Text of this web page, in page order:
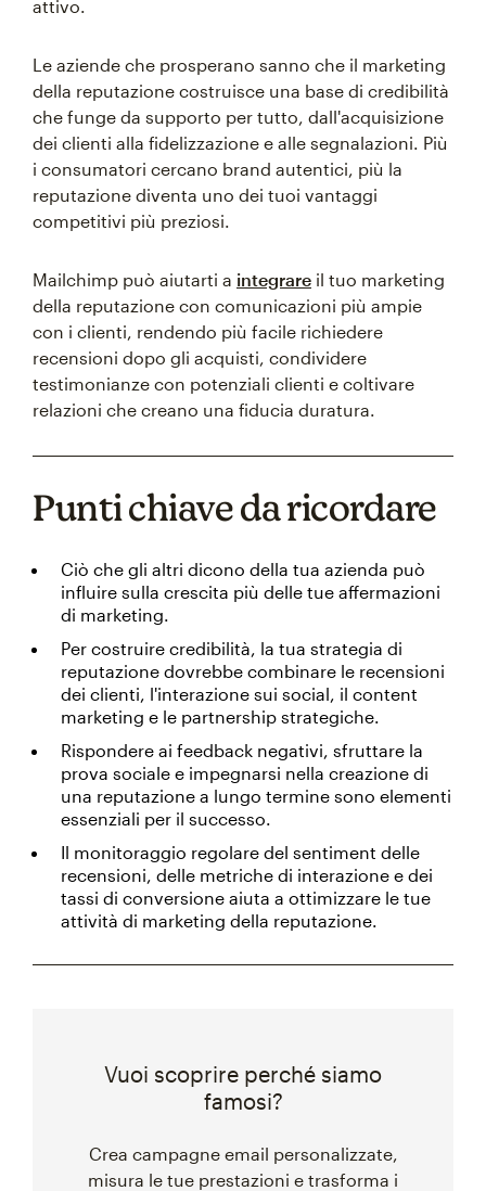
attivo.
Le aziende che prosperano sanno che il marketing
della reputazione costruisce una base di credibilità
che funge da supporto per tutto, dall'acquisizione
dei clienti alla fidelizzazione e alle segnalazioni. Più
i consumatori cercano brand autentici, più la
reputazione diventa uno dei tuoi vantaggi
competitivi più preziosi.
Mailchimp può aiutarti a integrare il tuo marketing
della reputazione con comunicazioni più ampie
con i clienti, rendendo più facile richiedere
recensioni dopo gli acquisti, condividere
testimonianze con potenziali clienti e coltivare
relazioni che creano una fiducia duratura.
Punti chiave da ricordare
Ciò che gli altri dicono della tua azienda può
influire sulla crescita più delle tue affermazioni
di marketing.
Per costruire credibilità, la tua strategia di
reputazione dovrebbe combinare le recensioni
dei clienti, l'interazione sui social, il content
marketing e le partnership strategiche.
Rispondere ai feedback negativi, sfruttare la
prova sociale e impegnarsi nella creazione di
una reputazione a lungo termine sono elementi
essenziali per il successo.
Il monitoraggio regolare del sentiment delle
recensioni, delle metriche di interazione e dei
tassi di conversione aiuta a ottimizzare le tue
attività di marketing della reputazione.
Vuoi scoprire perché siamo
famosi?
Crea campagne email personalizzate,
misura le tue prestazioni e trasforma i